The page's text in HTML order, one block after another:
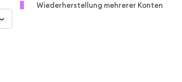
Wiederherstellung mehrerer Konten